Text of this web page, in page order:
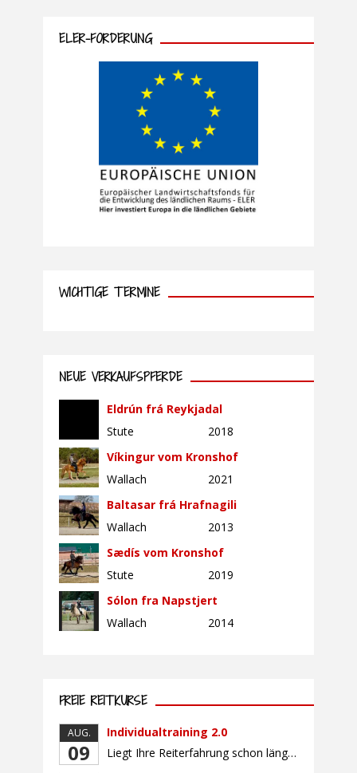
ELER-FÖRDERUNG
WICHTIGE TERMINE
NEUE VERKAUFSPFERDE
Eldrún frá Reykjadal
Stute
2018
Víkingur vom Kronshof
Wallach
2021
Baltasar frá Hrafnagili
Wallach
2013
Sædís vom Kronshof
Stute
2019
Sólon fra Napstjert
Wallach
2014
FREIE REITKURSE
AUG.
09
Individualtraining 2.0
Liegt Ihre Reiterfahrung schon länger zurück oder fühlen Sie sich noch nicht richtig fit? Oder sind Sie bereits ein sicherer Reiter und freuen sich auf weiterführenden Unterricht? Training für Reiter:innen mit unterschiedlicher Reiterfahrung, auf die Wünsche und Kenntnisse des Einzelnen abgestimmt. Ein abwechslungsreiches Programm mit individuellem Reitunterricht mit unterschiedlichen Schwerpunkten und für Fortgeschrittene auch mit […]